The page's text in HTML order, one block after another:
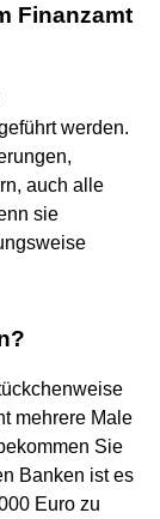
Finanzamt
werden.
auch alle
sie
mehrere Male
Sie
Banken ist es
Euro zu